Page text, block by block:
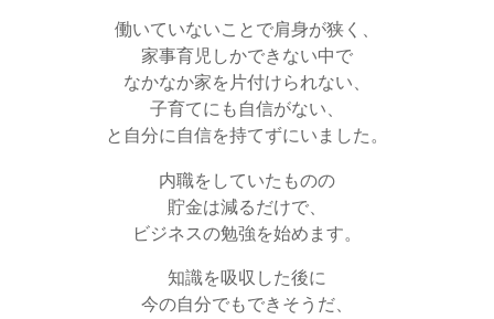
働いていないことで肩身が狭く、
家事育児しかできない中で
なかなか家を片付けられない、
子育てにも自信がない、
と自分に自信を持てずにいました。
内職をしていたものの
貯金は減るだけで、
ビジネスの勉強を始めます。
知識を吸収した後に
今の自分でもできそうだ、